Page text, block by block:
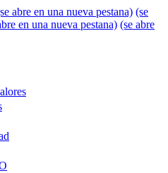
abre en una nueva pestana) (se
en una nueva pestana) (se abre